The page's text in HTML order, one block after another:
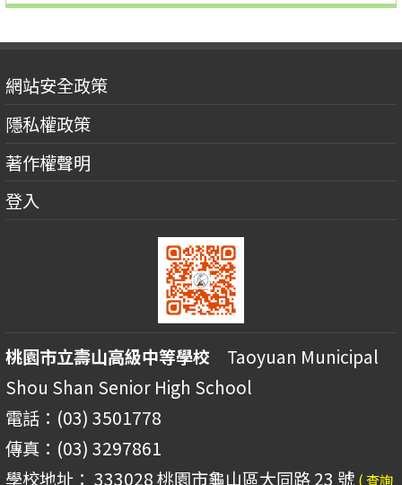
網站安全政策
隱私權政策
著作權聲明
登入
桃園市立壽山高級中等學校 Taoyuan Municipal
Shou Shan Senior High School
電話：(03) 3501778
傳真：(03) 3297861
學校地址： 333028 桃園市龜山區大同路 23 號 ( 查詢